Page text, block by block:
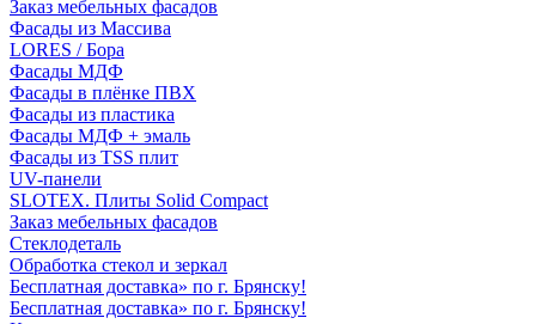
Заказ мебельных фасадов
Фасады из Массива
LORES / Бора
Фасады МДФ
Фасады в плёнке ПВХ
Фасады из пластика
Фасады МДФ + эмаль
Фасады из TSS плит
UV-панели
SLOTEX. Плиты Solid Compact
Заказ мебельных фасадов
Стеклодеталь
Обработка стекол и зеркал
Бесплатная доставка» по г. Брянску!
Бесплатная доставка» по г. Брянску!